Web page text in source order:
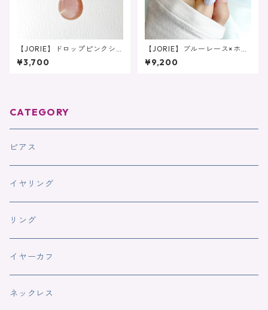
【JORIE】ドロップピンクシ
ェル ネックレス サージカ
ルステンレス シンプル
¥3,700
【JORIE】ブルーレース×ホワ
イトシェル あなたのための
フォークリング
¥9,200
CATEGORY
ピアス
イヤリング
リング
イヤーカフ
ネックレス